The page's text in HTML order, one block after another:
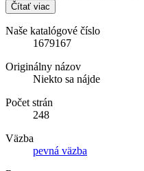
Čítať viac
Naše katalógové číslo
1679167
Originálny názov
Niekto sa nájde
Počet strán
248
Väzba
pevná väzba